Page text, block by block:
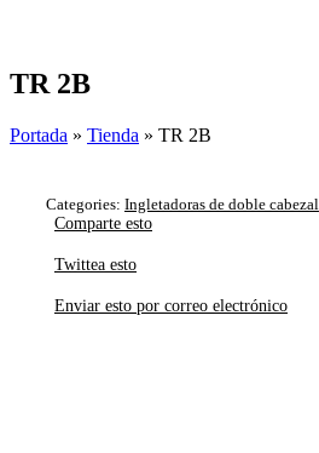
TR 2B
Portada » Tienda » TR 2B
Categories: Ingletadoras de doble cabezal
Comparte esto
Twittea esto
Enviar esto por correo electrónico